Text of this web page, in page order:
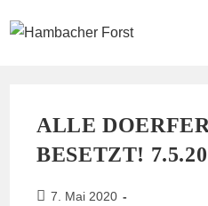
Inhalt
ALLE
BESETZT!
Beitrag
7. Mai 2020